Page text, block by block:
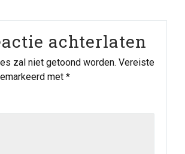
achterlaten
zal niet getoond worden. Vereiste
met *